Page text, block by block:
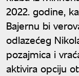
2022. godine,
Bajernu bi
odlazećeg
pozajmica i
aktivira opciju